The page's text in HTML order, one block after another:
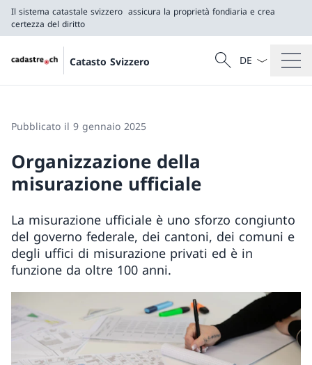
Il sistema catastale svizzero assicura la proprietà fondiaria e crea
certezza del diritto
Catasto Svizzero
assicura la proprietà fondiaria e crea certezza
Cercare
Ricerca
Dal menu a
Pubblicato il 9 gennaio 2025
Organizzazione della
misurazione ufficiale
La misurazione ufficiale è uno sforzo congiunto
del governo federale, dei cantoni, dei comuni e
degli uffici di misurazione privati ed è in
funzione da oltre 100 anni.